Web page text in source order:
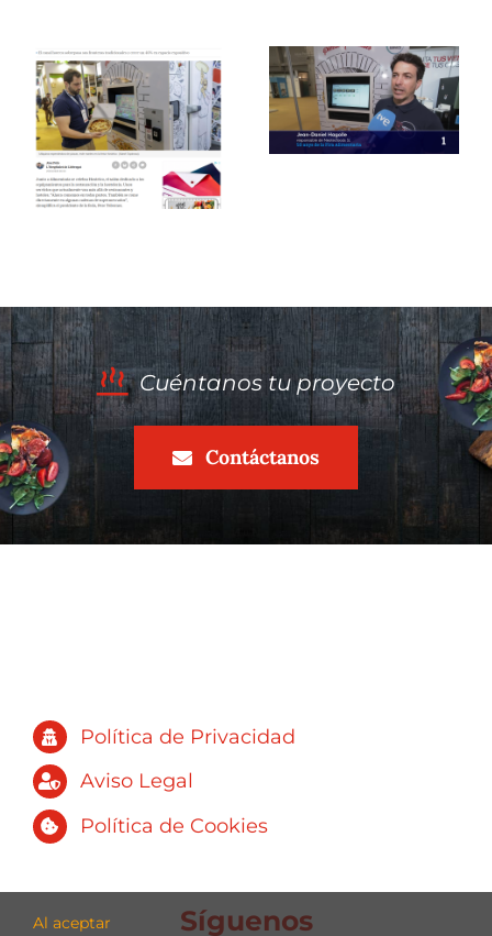
El
periódico
destaca
las
nuevas
tendencias
consumo
Neotecfoods
en
Hostelco
Alimentaria
y el
futuro de
la
alimentación
Cuéntanos tu proyecto
Contáctanos
Política de Privacidad
Aviso Legal
Política de Cookies
Síguenos
Al aceptar